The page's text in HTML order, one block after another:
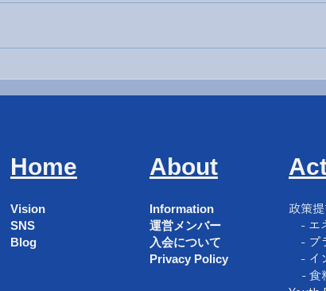
Home
Vision
SNS
Blog
About
Information
運営メンバー
入会について
Privacy Policy
政策提
- エ
- プ
- イ
- 食